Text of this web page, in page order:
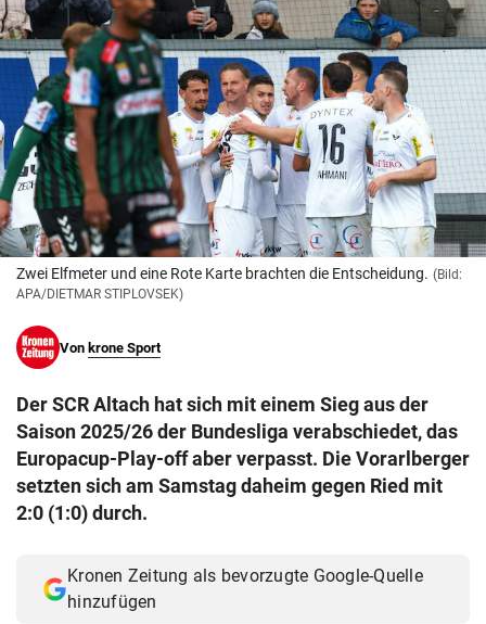
search
Suchbegriff
eingeben
© Krone Multimedia GmbH & Co KG 2026
Muthgasse 2, 1190 Wien
Zwei Elfmeter und eine Rote Karte brachten die Entscheidung. (Bild:
APA/DIETMAR STIPLOVSEK)
Von krone Sport
Der SCR Altach hat sich mit einem Sieg aus der
Saison 2025/26 der Bundesliga verabschiedet, das
Europacup-Play-off aber verpasst. Die Vorarlberger
setzten sich am Samstag daheim gegen Ried mit
2:0 (1:0) durch.
Kronen Zeitung als bevorzugte Google-Quelle
hinzufügen